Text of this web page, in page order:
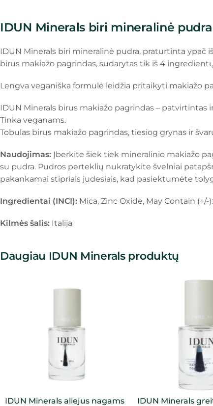
IDUN Minerals biri mineralinė pudra
IDUN Minerals biri mineralinė pudra, praturtinta ypač
birus makiažo pagrindas, sudarytas tik iš 4
Lengva veganiška formulė leidžia pritaikyti makiažo
IDUN Minerals birus makiažo pagrindas – patvirtintas
Tinka veganams.
Tobulas birus makiažo pagrindas, tiesiog grynas ir
Naudojimas: Įberkite šiek tiek mineralinio makiažo
su pudra. Pudros perteklių nukratykite švelniai
pakankamai stipriais judesiais, kad pasiektumėte
Ingredientai (INCI): Mica, Zinc Oxide, May Contain (+/-
Kilmės šalis: Italija
Daugiau IDUN Minerals produktų
IDUN Minerals aliejus nagams
IDUN Minerals